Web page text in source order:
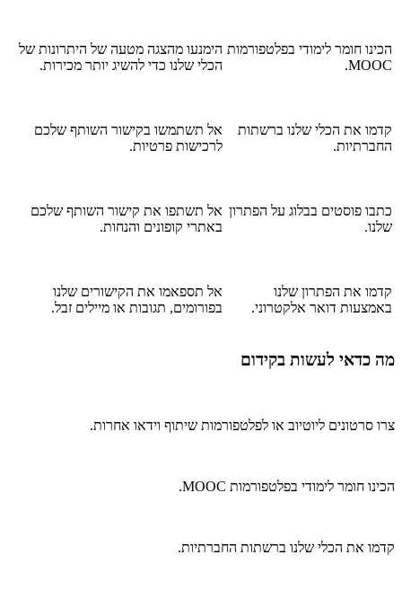
הכינו חומר לימודי בפלטפורמות
MOOC.
הימנעו מהצגה מטעה של היתרונות של
הכלי שלנו כדי להשיג יותר מכירות.
קדמו את הכלי שלנו ברשתות
החברתיות.
אל תשתמשו בקישור השותף שלכם
לרכישות פרטיות.
כתבו פוסטים בבלוג על הפתרון
שלנו.
אל תשתפו את קישור השותף שלכם
באתרי קופונים והנחות.
קדמו את הפתרון שלנו
באמצעות דואר אלקטרוני.
אל תספאמו את הקישורים שלנו
בפורומים, תגובות או מיילים זבל.
מה כדאי לעשות בקידום
צרו סרטונים ליוטיוב או לפלטפורמות שיתוף וידאו אחרות.
הכינו חומר לימודי בפלטפורמות MOOC.
קדמו את הכלי שלנו ברשתות החברתיות.